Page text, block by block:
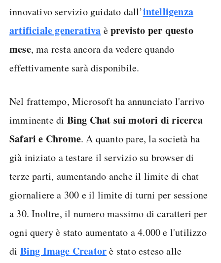
innovativo servizio guidato dall’intelligenza
artificiale generativa èprevisto per questo
mese, ma resta ancora da vedere quando
effettivamente sarà disponibile.
Nel frattempo, Microsoft ha annunciato l'arrivo
imminente di Bing Chat sui motori di ricerca
Safari e Chrome. A quanto pare, la società ha
già iniziato a testare il servizio su browser di
terze parti, aumentando anche il limite di chat
giornaliere a 300 e il limite di turni per sessione
a 30. Inoltre, il numero massimo di caratteri per
ogni query è stato aumentato a 4.000 e l'utilizzo
di Bing Image Creatorè stato esteso alle